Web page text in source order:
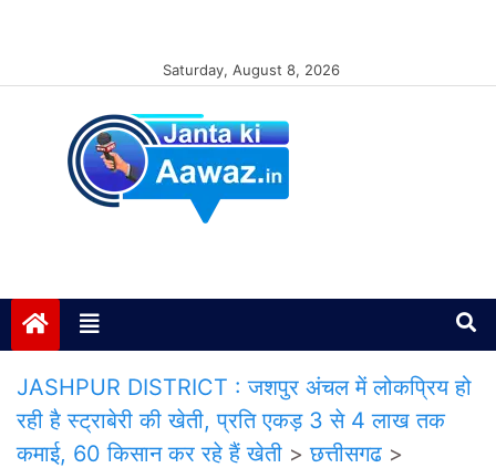
Saturday, August 8, 2026
JASHPUR DISTRICT : जशपुर अंचल में लोकप्रिय हो
रही है स्ट्राबेरी की खेती, प्रति एकड़ 3 से 4 लाख तक
कमाई, 60 किसान कर रहे हैं खेती >छत्तीसगढ >